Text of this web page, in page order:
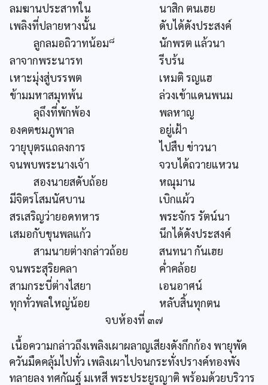
ลมฆานประสาทใน
นาสิก ตนเฮย
เพลิงที่ปลายหางนั้น
ดับได้ดังประสงค์
ลูกลมอถิวาทน้อม๘
นักพรต แล้วนา
ลาจากพระนารท
รีบร้น
เหาะมุ่งสู่บรรพต
เหมติ รญแฮ
ข้ามมหาสมุทพ้น
ล่วงเข้าแดนพนม
ลุถึงที่พักพ้อง
พลหาญ
องคตชมภูพาล
อยู่เฝ้า
วายุบุตรแถลงการ
ไปสืบ ข่าวนา
จนพบพระนางเจ้า
จวบได้ถวายแหวน
สองนายสดับถ้อย
หณุมาน
มีจิตรโสมนัศบาน
เบิกแผ้ว
สรเสริญว่ายอดทหาร
พระจักร รัตน์นา
เสมอกับขุนพลแก้ว
นึกได้ดังประสงค์
สามนายต่างกล่าวถ้อย
สนทนา กันเฮย
จนพระสุริยคลา
ค่ำคล้อย
สามกระบี่ต่างไสยา
เอนอาศน์
ทุกทั่วพลใหญ่น้อย
หลับสิ้นทุกตน
จบห้องที่ ๓๗
เนื้อความกล่าวถึงเพลิงเผาผลาญเสียงดังกึกก้อง พายุพัด
ควันมืดคลุ้มไปทั่ว เพลิงเผาไปจนกระทั่งปรางค์ทองพัง
ทลายลง ทศกัณฐ์ มเหสี พระประยูรญาติ พร้อมด้วยบริวาร